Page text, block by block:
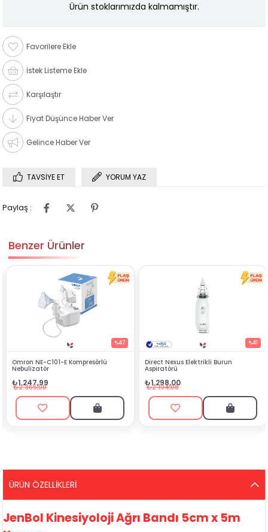
Ürün stoklarımızda kalmamıştır.
Favorilere Ekle
İstek Listeme Ekle
Karşılaştır
Fiyat Düşünce Haber Ver
Gelince Haber Ver
TAVSIYE ET YORUM YAZ
Paylaş :
Benzer Ürünler
Direct Nexus Elektrikli Burun
Aspiratörü
KARGO BEDAVA
Direct Nexus
ÜRÜN ÖZELLIKLERI
JenBol Kinesiyoloji Ağrı Bandı 5cm x 5m